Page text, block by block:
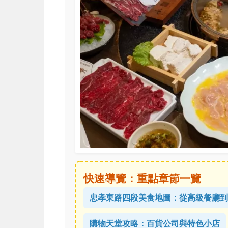
快速導覽：重點章節一覽
忠孝東路四段美食地圖：從高級餐廳
購物天堂攻略：百貨公司與特色小店